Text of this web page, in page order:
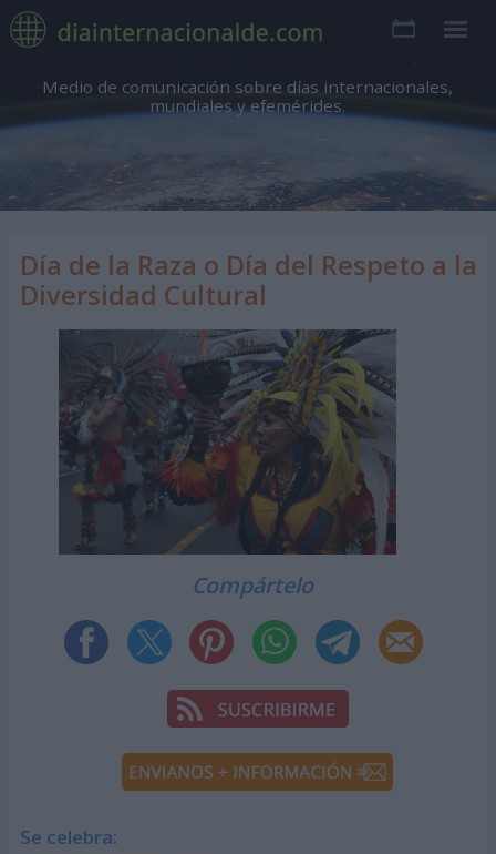
Medio de comunicación sobre días internacionales,
mundiales y efemérides.
Día de la Raza o Día del Respeto a la
Diversidad Cultural
Compártelo
Se celebra: